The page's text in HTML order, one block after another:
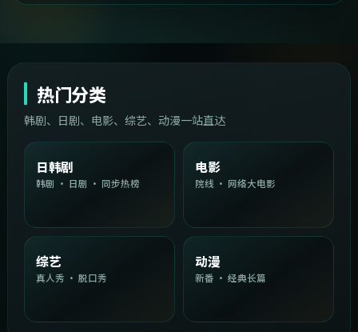
热门分类
韩剧、日剧、电影、综艺、动漫一站直达
日韩剧
韩剧 · 日剧 · 同步热榜
电影
院线 · 网络大电影
综艺
真人秀 · 脱口秀
动漫
新番 · 经典长篇